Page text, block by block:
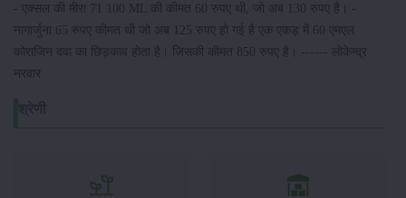
- एक्सल की मीरा 71 100 ML की कीमत 60 रुपए थी, जो अब 130 रुपए है। -
नागार्जुना 65 रुपए कीमत थी जो अब 125 रुपए हो गई है एक एकड़ में 60 एमएल
कोराजिन दवा का छिड़काव होता है। जिसकी कीमत 850 रुपए है। ------ लोकेन्द्र
नरवार